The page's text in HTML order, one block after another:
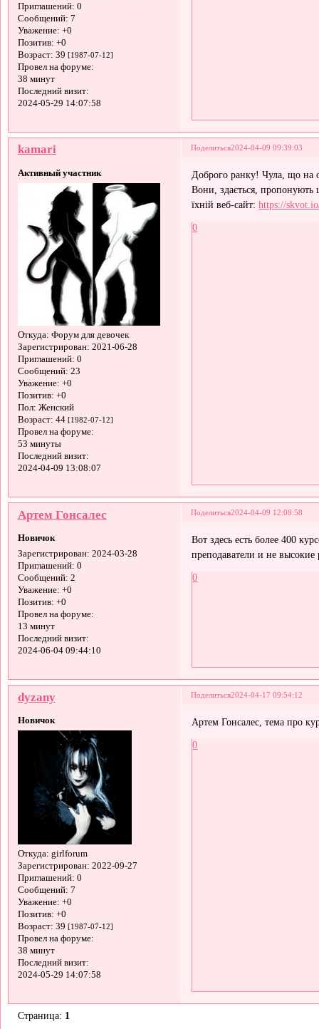
Приглашений: 0
Сообщений: 7
Уважение: +0
Позитив: +0
Возраст: 39 [1987-07-12]
Провел на форуме:
38 минут
Последний визит:
2024-05-29 14:07:58
Поделиться2024-04-09 09:39:03
kamari
Активный участник
Откуда: Форум для девочек
Зарегистрирован: 2021-06-28
Приглашений: 0
Сообщений: 23
Уважение: +0
Позитив: +0
Пол: Женский
Возраст: 44 [1982-07-12]
Провел на форуме:
53 минуты
Последний визит:
2024-04-09 13:08:07
Доброго ранку! Чула, що на
Вони, здається, пропонують
їхній веб-сайт:https://
0
Поделиться2024-04-09 12:08:58
Артем Гонсалес
Новичок
Зарегистрирован: 2024-03-28
Приглашений: 0
Сообщений: 2
Уважение: +0
Позитив: +0
Провел на форуме:
13 минут
Последний визит:
2024-06-04 09:44:10
Вот здесь есть более 400
преподаватели и не
0
Поделиться2024-04-17 09:54:12
dyzany
Новичок
Откуда: girlforum
Зарегистрирован: 2022-09-27
Приглашений: 0
Сообщений: 7
Уважение: +0
Позитив: +0
Возраст: 39 [1987-07-12]
Провел на форуме:
38 минут
Последний визит:
2024-05-29 14:07:58
Артем Гонсалес, тема про
0
Страница: 1